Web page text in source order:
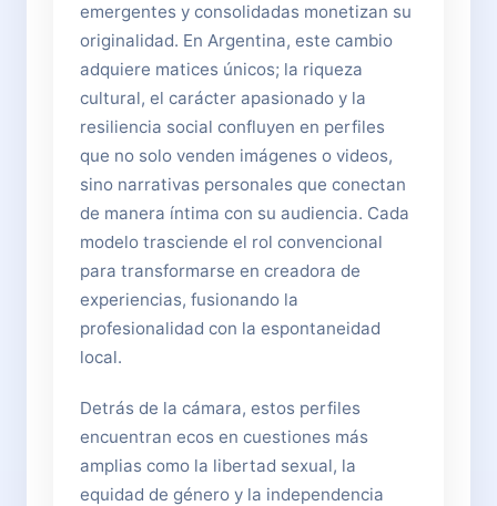
emergentes y consolidadas monetizan su
originalidad. En Argentina, este cambio
adquiere matices únicos; la riqueza
cultural, el carácter apasionado y la
resiliencia social confluyen en perfiles
que no solo venden imágenes o videos,
sino narrativas personales que conectan
de manera íntima con su audiencia. Cada
modelo trasciende el rol convencional
para transformarse en creadora de
experiencias, fusionando la
profesionalidad con la espontaneidad
local.
Detrás de la cámara, estos perfiles
encuentran ecos en cuestiones más
amplias como la libertad sexual, la
equidad de género y la independencia